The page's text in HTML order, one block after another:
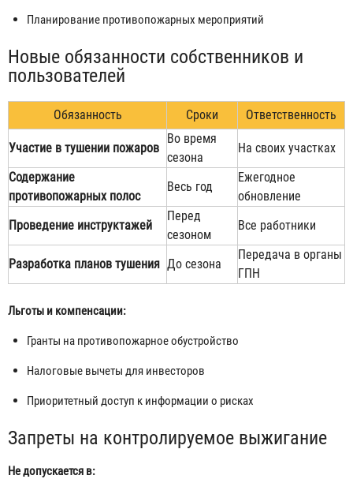
Планирование противопожарных мероприятий
Новые обязанности собственников и
пользователей
Обязанность Сроки Ответственность
Участие в тушении пожаров
Во время
сезона
На своих участках
Содержание
противопожарных полос
Весь год
Ежегодное
обновление
Проведение инструктажей
Перед
сезоном
Все работники
Разработка планов тушения До сезона
Передача в органы
ГПН
Льготы и компенсации:
Гранты на противопожарное обустройство
Налоговые вычеты для инвесторов
Приоритетный доступ к информации о рисках
Запреты на контролируемое выжигание
Не допускается в: